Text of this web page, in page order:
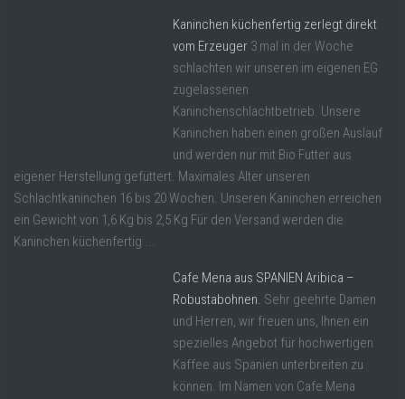
Kaninchen küchenfertig zerlegt direkt
vom Erzeuger 3 mal in der Woche
schlachten wir unseren im eigenen EG
zugelassenen
Kaninchenschlachtbetrieb. Unsere
Kaninchen haben einen großen Auslauf
und werden nur mit Bio Futter aus
eigener Herstellung gefüttert. Maximales Alter unseren
Schlachtkaninchen 16 bis 20 Wochen. Unseren Kaninchen erreichen
ein Gewicht von 1,6 Kg bis 2,5 Kg Für den Versand werden die
Kaninchen küchenfertig ...
Cafe Mena aus SPANIEN Aribica –
Robustabohnen. Sehr geehrte Damen
und Herren, wir freuen uns, Ihnen ein
spezielles Angebot für hochwertigen
Kaffee aus Spanien unterbreiten zu
können. Im Namen von Cafe Mena